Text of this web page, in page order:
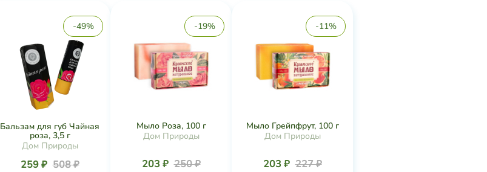
-49%
Бальзам для губ Чайная
роза, 3,5 г
Дом Природы
259 ₽ 508 ₽
-19%
Мыло Роза, 100 г
Дом Природы
203 ₽ 250 ₽
-11%
Мыло Грейпфрут, 100 г
Дом Природы
203 ₽ 227 ₽